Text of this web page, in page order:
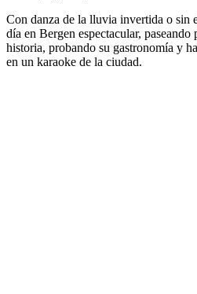
Con danza de la lluvia invertida o sin
día en Bergen espectacular,
historia, probando su gastronomía y
en un karaoke de la ciudad.